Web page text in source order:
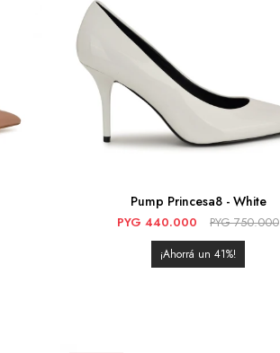
Pump Princesa8 - White
PYG 440.000 PYG 750.000
41